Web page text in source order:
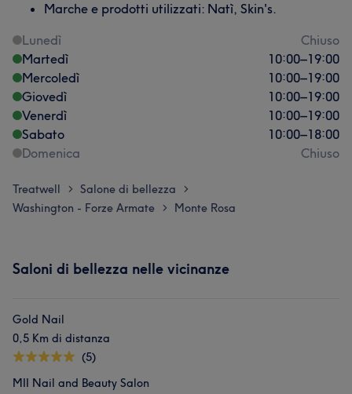
Marche e prodotti utilizzati: Natì, Skin's.
Lunedì
Chiuso
Martedì
10:00–19:00
Mercoledì
10:00–19:00
Giovedì
10:00–19:00
Venerdì
10:00–19:00
Sabato
10:00–18:00
Domenica
Chiuso
Treatwell > Salone di bellezza >
Washington - Forze Armate > Monte Rosa
Saloni di bellezza nelle vicinanze
Gold Nail
0,5 Km di distanza
(5)
MII Nail and Beauty Salon